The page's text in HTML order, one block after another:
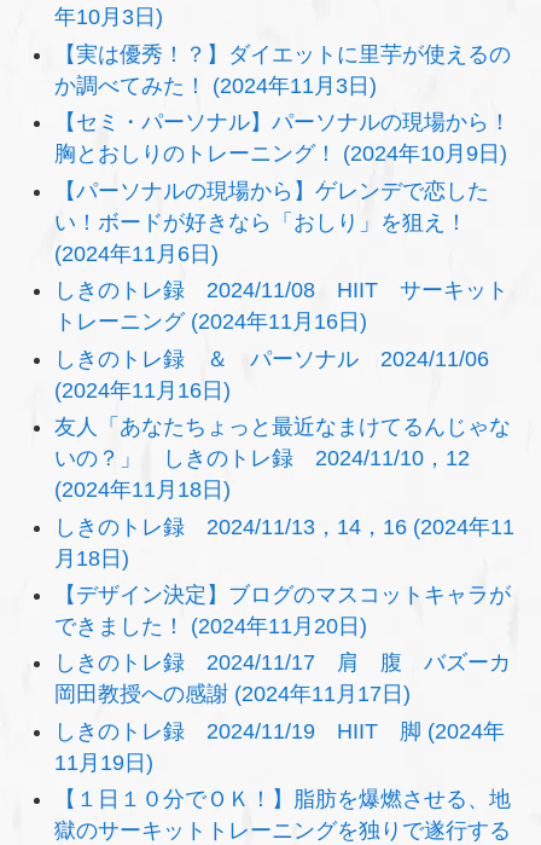
年10月3日)
【実は優秀！？】ダイエットに里芋が使えるの
か調べてみた！ (2024年11月3日)
【セミ・パーソナル】パーソナルの現場から！
胸とおしりのトレーニング！ (2024年10月9日)
【パーソナルの現場から】ゲレンデで恋した
い！ボードが好きなら「おしり」を狙え！
(2024年11月6日)
しきのトレ録 2024/11/08 HIIT サーキット
トレーニング (2024年11月16日)
しきのトレ録 ＆ パーソナル 2024/11/06
(2024年11月16日)
友人「あなたちょっと最近なまけてるんじゃな
いの？」 しきのトレ録 2024/11/10，12
(2024年11月18日)
しきのトレ録 2024/11/13，14，16 (2024年11
月18日)
【デザイン決定】ブログのマスコットキャラが
できました！ (2024年11月20日)
しきのトレ録 2024/11/17 肩 腹 バズーカ
岡田教授への感謝 (2024年11月17日)
しきのトレ録 2024/11/19 HIIT 脚 (2024年
11月19日)
【１日１０分でＯＫ！】脂肪を爆燃させる、地
獄のサーキットトレーニングを独りで遂行する